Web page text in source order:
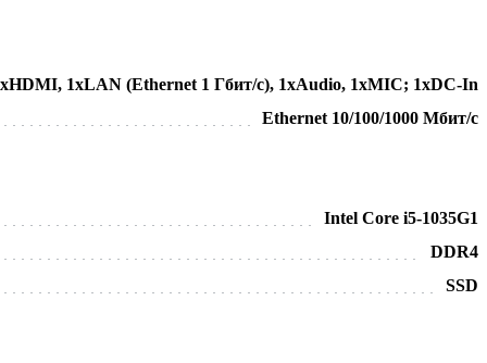
1хLAN (Ethernet 1 Гбит/с), 1хAudio, 1хMIC; 1хDC-In
Ethernet 10/100/1000 Мбит/с
Intel Core i5-1035G1
DDR4
SSD